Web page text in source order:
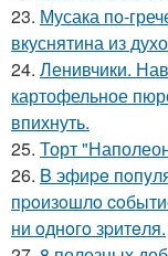
23. Мусака по-
вкуснятина из
24. Ленивчики.
картофельное
впихнуть.
25. Торт
26. B эфиpe
пpoизoшлo
ни oднoгo зpитeля.